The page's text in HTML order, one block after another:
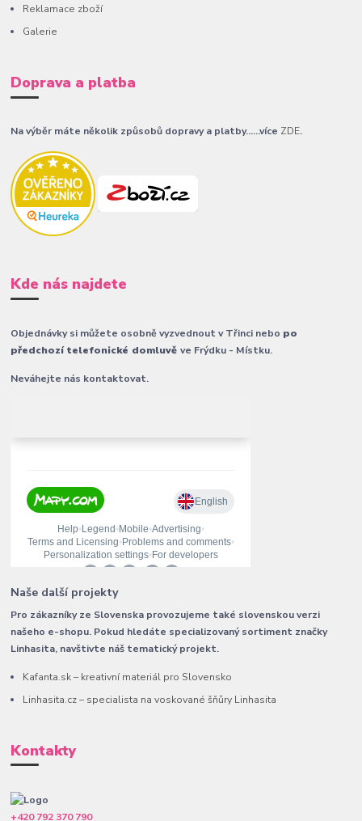
Reklamace zboží
Galerie
Doprava a platba
Na výběr máte několik způsobů dopravy a platby......více ZDE.
Kde nás najdete
Objednávky si můžete osobně vyzvednout v Třinci nebo po
předchozí telefonické domluvěve Frýdku - Místku.
Neváhejte nás kontaktovat.
Naše další projekty
Pro zákazníky ze Slovenska provozujeme také slovenskou verzi
našeho e-shopu. Pokud hledáte specializovaný sortiment značky
Linhasita, navštivte náš tematický projekt.
Kafanta.sk – kreativní materiál pro Slovensko
Linhasita.cz – specialista na voskované šňůry Linhasita
Kontakty
+420 792 370 790